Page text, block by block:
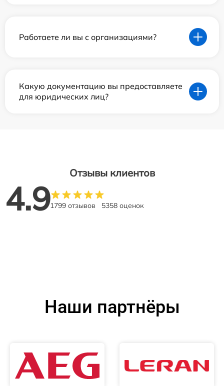
Работаете ли вы с организациями?
Какую документацию вы предоставляете
для юридических лиц?
Отзывы клиентов
4.91799 отзывов 5358 оценок
Наши партнёры